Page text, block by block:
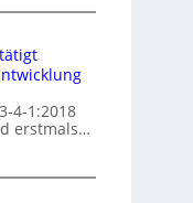
4-1:2018
erstmals…